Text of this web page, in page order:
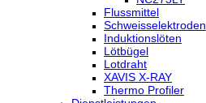
Flussmittel
Schweisselektroden
Induktionslöten
Lötbügel
Lotdraht
XAVIS X-RAY
Thermo Profiler